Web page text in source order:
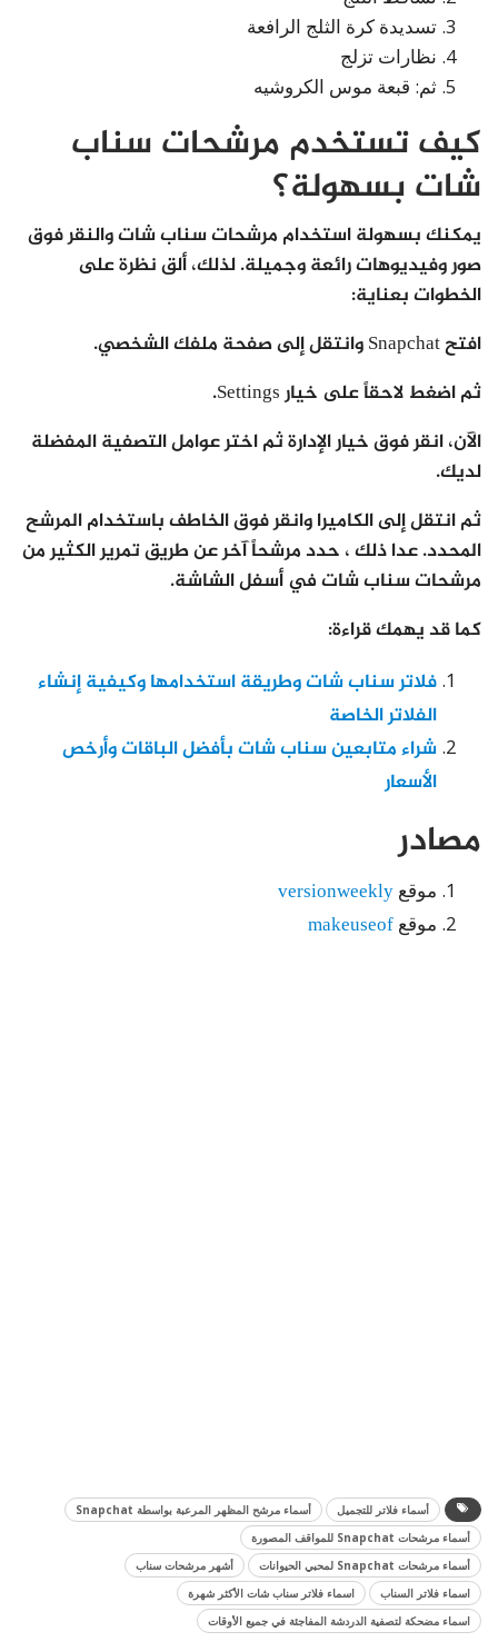
تسديدة كرة الثلج الرافعة
نظارات تزلج
ثم: قبعة موس الكروشيه
كيف تستخدم مرشحات سناب
شات بسهولة؟
يمكنك بسهولة استخدام مرشحات سناب شات والنقر فوق
صور وفيديوهات رائعة وجميلة. لذلك، ألق نظرة على
الخطوات بعناية:
افتح Snapchat وانتقل إلى صفحة ملفك الشخصي.
ثم اضغط لاحقاً على خيار Settings.
الآن، انقر فوق خيار الإدارة ثم اختر عوامل التصفية المفضلة
لديك.
ثم انتقل إلى الكاميرا وانقر فوق الخاطف باستخدام المرشح
المحدد. عدا ذلك ، حدد مرشحاً آخر عن طريق تمرير الكثير من
مرشحات سناب شات في أسفل الشاشة.
كما قد يهمك قراءة:
فلاتر سناب شات وطريقة استخدامها وكيفية إنشاء
الفلاتر الخاصة
شراء متابعين سناب شات بأفضل الباقات وأرخص
الأسعار
مصادر
موقع versionweekly
موقع makeuseof
أسماء فلاتر للتجميل
أسماء مرشح المظهر المرعبة بواسطة Snapchat
أسماء مرشحات Snapchat للمواقف المصورة
أسماء مرشحات Snapchat لمحبي الحيوانات
أشهر مرشحات سناب
اسماء فلاتر السناب
اسماء فلاتر سناب شات الأكثر شهرة
اسماء مضحكة لتصفية الدردشة المفاجئة في جميع الأوقات